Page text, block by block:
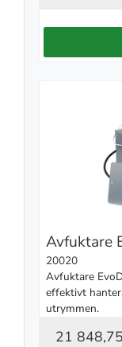
Avfuktare
20020
Avfuktare
effektivt
utrymmen.
21